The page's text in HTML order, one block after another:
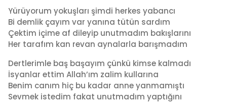
l
a
g
o
Yürüyorum yokuşları şimdi herkes yabancı
Bi demlik çayım var yanına tütün sardım
Çektim içime af dileyip unutmadım bakışlarını
Her tarafım kan revan aynalarla barışmadım
Dertlerimle baş başayım çünkü kimse kalmadı
İsyanlar ettim Allah’ım zalim kullarına
Benim canım hiç bu kadar anne yanmamıştı
Sevmek istedim fakat unutmadım yaptığını